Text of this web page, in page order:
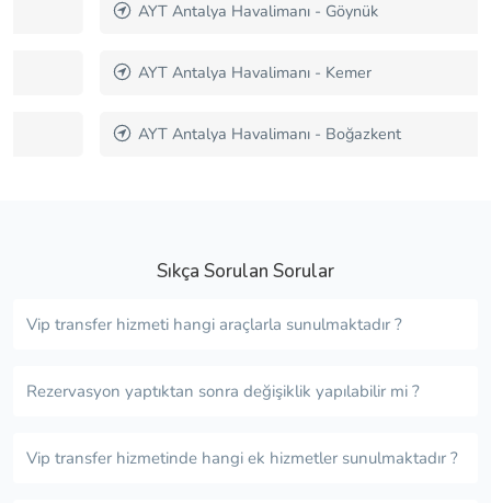
AYT Antalya Havalimanı - Göynük
AYT Antalya Havalimanı - Kemer
AYT Antalya Havalimanı - Boğazkent
Sıkça Sorulan Sorular
Vip transfer hizmeti hangi araçlarla sunulmaktadır ?
Rezervasyon yaptıktan sonra değişiklik yapılabilir mi ?
Vip transfer hizmetinde hangi ek hizmetler sunulmaktadır ?